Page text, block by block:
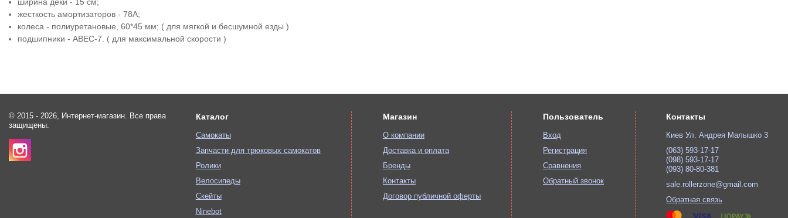
жесткость амортизаторов - 78А;
колеса - полиуретановые, 60*45 мм; ( для мягкой и бесшумной езды )
подшипники - ABEC-7. ( для максимальной скорости )
© 2015 - 2026, Интернет-магазин. Все права
защищены.
Каталог
Самокаты
Запчасти для трюковых самокатов
Ролики
Велосипеды
Скейты
Ninebot
Магазин
О компании
Доставка и оплата
Бренды
Контакты
Договор публичной оферты
Пользователь
Вход
Регистрация
Сравнения
Обратный звонок
Контакты
Киев Ул. Андрея Малышко 3
(063) 593-17-17
(098) 593-17-17
(093) 80-80-381
sale.rollerzone@gmail.com
Обратная связь